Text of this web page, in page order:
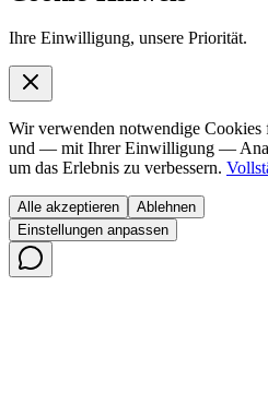
Ihre Einwilligung, unsere Priorität.
Wir verwenden notwendige Cookies
und — mit Ihrer Einwilligung —
um das Erlebnis zu verbessern.
Alle akzeptieren
Ablehnen
Einstellungen anpassen